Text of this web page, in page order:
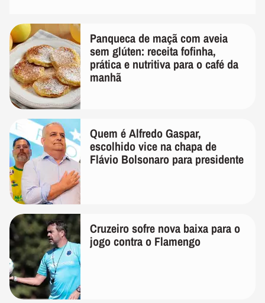
Panqueca de maçã com aveia
sem glúten: receita fofinha,
prática e nutritiva para o café da
manhã
Quem é Alfredo Gaspar,
escolhido vice na chapa de
Flávio Bolsonaro para presidente
Cruzeiro sofre nova baixa para o
jogo contra o Flamengo